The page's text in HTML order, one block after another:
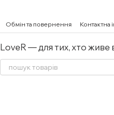
Обмін та повернення Контактна
LoveR — для тих, хто живе